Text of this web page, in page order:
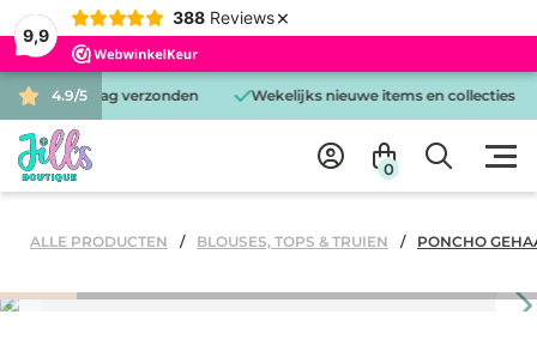
9,9
388 Reviews ×
4.9/5
is dezelfde dag verzonden Wekelijks nieuwe items en collecties
0
ALLE PRODUCTEN BLOUSES, TOPS & TRUIEN PONCHO